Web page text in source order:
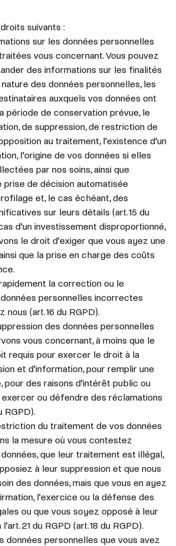
suivants :
sur les données personnelles
vous concernant. Vous pouvez
des informations sur les finalités
des données personnelles, les
auxquels vos données ont
période de conservation prévue, le
de suppression, de restriction de
au traitement, l'existence d'un
l'origine de vos données si elles
par nos soins, ainsi que
prise de décision automatisée
et, le cas échéant, des
sur leurs détails (art. 15 du
d'un investissement disproportionné,
le droit d'exiger que vous ayez une
que la prise en charge des coûts
la correction ou le
personnelles incorrectes
(art. 16 du RGPD).
des données personnelles
vous concernant, à moins que le
requis pour exercer le droit à la
et d'information, pour remplir une
pour des raisons d'intérêt public ou
ou défendre des réclamations
RGPD).
du traitement de vos données
la mesure où vous contestez
que leur traitement est illégal,
à leur suppression et que nous
des données, mais que vous en ayez
l'exercice ou la défense des
ou que vous soyez opposé à leur
21 du RGPD (art. 18 du RGPD).
données personnelles que vous avez